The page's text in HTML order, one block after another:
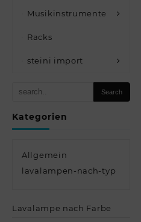
Musikinstrumente
Racks
steini import
Kategorien
Allgemein
lavalampen-nach-typ
Lavalampe nach Farbe